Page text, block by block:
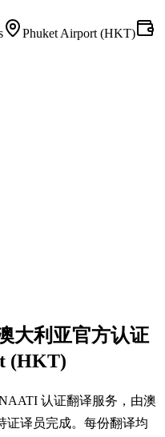
Phuket Airport (HKT)
大利亚官方认证
(HKT)
认证翻译服务，由澳
证译员完成。每份翻译均